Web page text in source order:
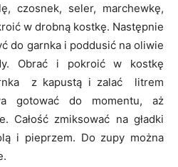
czosnek, seler, marchewkę,
w drobną kostkę. Następnie
do garnka i poddusić na oliwie
Obrać i pokroić w kostkę
z kapustą i zalać litrem
gotować do momentu, aż
Całość zmiksować na gładki
i pieprzem. Do zupy można